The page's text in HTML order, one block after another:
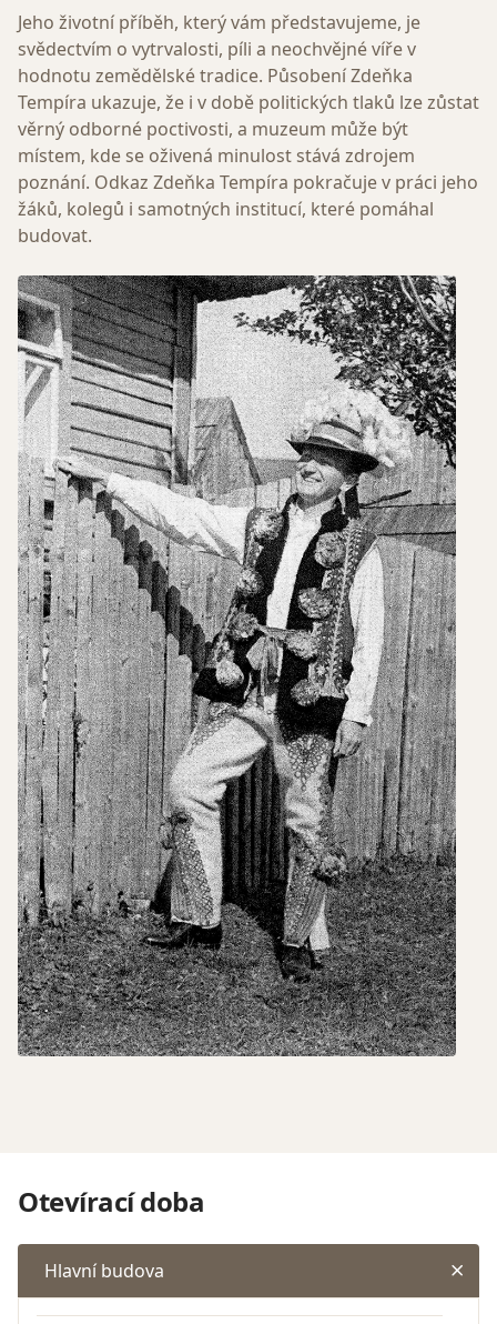
Jeho životní příběh, který vám představujeme, je
svědectvím o vytrvalosti, píli a neochvějné víře v
hodnotu zemědělské tradice. Působení Zdeňka
Tempíra ukazuje, že i v době politických tlaků lze zůstat
věrný odborné poctivosti, a muzeum může být
místem, kde se oživená minulost stává zdrojem
poznání. Odkaz Zdeňka Tempíra pokračuje v práci jeho
žáků, kolegů i samotných institucí, které pomáhal
budovat.
Otevírací doba
Hlavní budova